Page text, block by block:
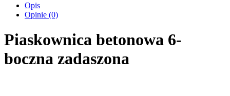
Opis
Opinie (0)
Piaskownica betonowa 6-
boczna zadaszona